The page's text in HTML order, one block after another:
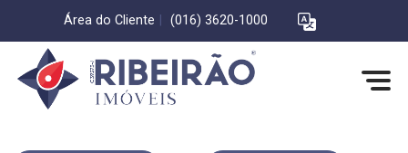
Área do Cliente (016) 3620-1000